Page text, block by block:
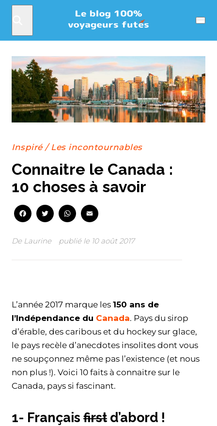
Menu
Inspiré/ Les incontournables
Connaitre le Canada :
10 choses à savoir
FacebookTwitterWhatsApp
De Laurine publié le 10 août 2017
L’année 2017 marque les 150 ans de
l’Indépendance du Canada. Pays du sirop
d’érable, des caribous et du hockey sur glace,
le pays recèle d’anecdotes insolites dont vous
ne soupçonnez même pas l’existence (et nous
non plus !). Voici 10 faits à connaitre sur le
Canada, pays si fascinant.
1- Français first d’abord !